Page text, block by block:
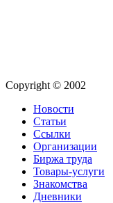
Copyright © 2002
Новости
Статьи
Ссылки
Организации
Биржа труда
Товары-услуги
Знакомства
Дневники